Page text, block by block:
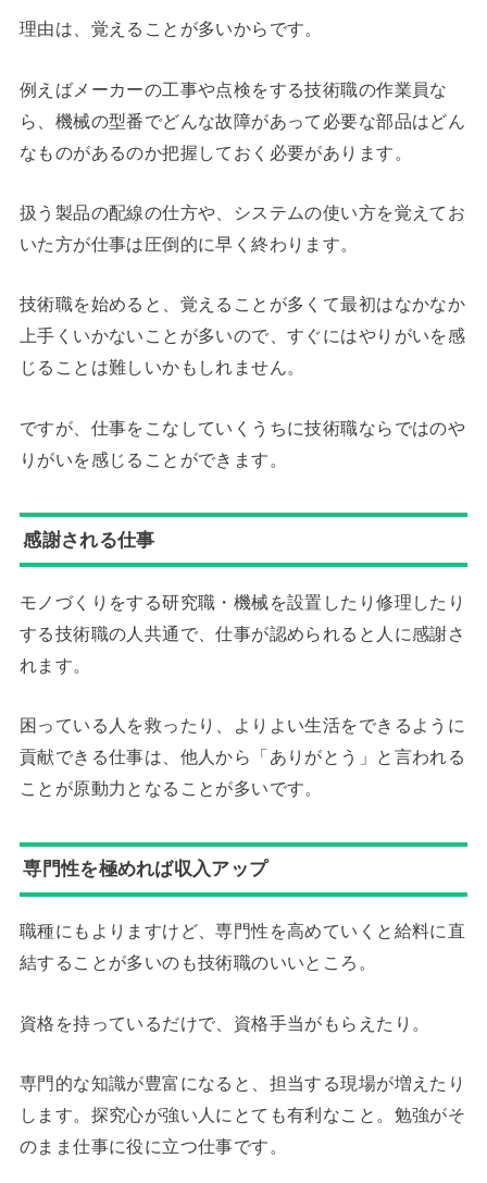
理由は、覚えることが多いからです。
例えばメーカーの工事や点検をする技術職の作業員な
ら、機械の型番でどんな故障があって必要な部品はどん
なものがあるのか把握しておく必要があります。
扱う製品の配線の仕方や、システムの使い方を覚えてお
いた方が仕事は圧倒的に早く終わります。
技術職を始めると、覚えることが多くて最初はなかなか
上手くいかないことが多いので、すぐにはやりがいを感
じることは難しいかもしれません。
ですが、仕事をこなしていくうちに技術職ならではのや
りがいを感じることができます。
感謝される仕事
モノづくりをする研究職・機械を設置したり修理したり
する技術職の人共通で、仕事が認められると人に感謝さ
れます。
困っている人を救ったり、よりよい生活をできるように
貢献できる仕事は、他人から「ありがとう」と言われる
ことが原動力となることが多いです。
専門性を極めれば収入アップ
職種にもよりますけど、専門性を高めていくと給料に直
結することが多いのも技術職のいいところ。
資格を持っているだけで、資格手当がもらえたり。
専門的な知識が豊富になると、担当する現場が増えたり
します。探究心が強い人にとても有利なこと。勉強がそ
のまま仕事に役に立つ仕事です。